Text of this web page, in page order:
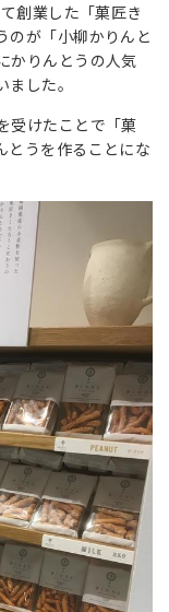
創業した「菓匠き
のが「小柳かりんと
かりんとうの人気
した。
受けたことで「菓
とうを作ることにな